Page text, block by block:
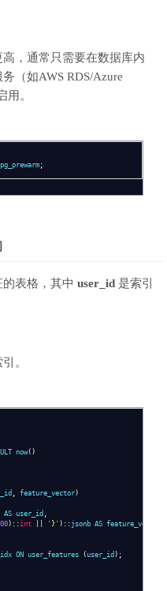
高，通常只需要在数据库内
（如AWS RDS/Azure
。
;
表格，其中 user_id 是索引
。
now()
, feature_vector)
AS user_id ,
)::int '}' ):: jsonb AS feature_vector
ON user_features (user_id );